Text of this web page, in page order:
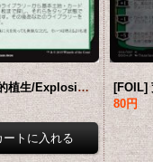
爆発的植生/Explosive Vegetation 【日本語版】 [EVK-緑U]
80円